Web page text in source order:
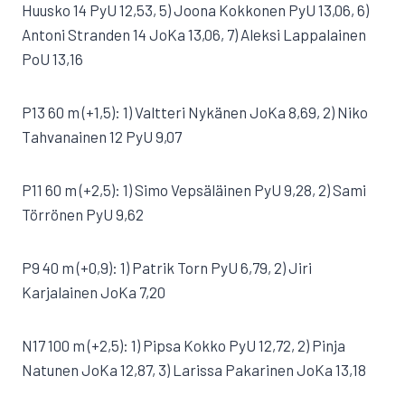
Huusko 14 PyU 12,53, 5) Joona Kokkonen PyU 13,06, 6)
Antoni Stranden 14 JoKa 13,06, 7) Aleksi Lappalainen
PoU 13,16
P13 60 m (+1,5): 1) Valtteri Nykänen JoKa 8,69, 2) Niko
Tahvanainen 12 PyU 9,07
P11 60 m (+2,5): 1) Simo Vepsäläinen PyU 9,28, 2) Sami
Törrönen PyU 9,62
P9 40 m (+0,9): 1) Patrik Torn PyU 6,79, 2) Jiri
Karjalainen JoKa 7,20
N17 100 m (+2,5): 1) Pipsa Kokko PyU 12,72, 2) Pinja
Natunen JoKa 12,87, 3) Larissa Pakarinen JoKa 13,18